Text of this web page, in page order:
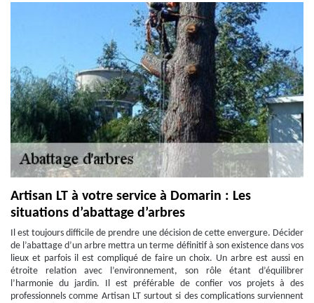
Artisan LT à votre service à Domarin : Les
situations d’abattage d’arbres
Il est toujours difficile de prendre une décision de cette envergure. Décider
de l’abattage d’un arbre mettra un terme définitif à son existence dans vos
lieux et parfois il est compliqué de faire un choix. Un arbre est aussi en
étroite relation avec l’environnement, son rôle étant d’équilibrer
l’harmonie du jardin. Il est préférable de confier vos projets à des
professionnels comme Artisan LT surtout si des complications surviennent